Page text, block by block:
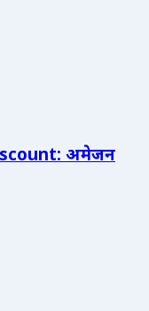
अमेजन